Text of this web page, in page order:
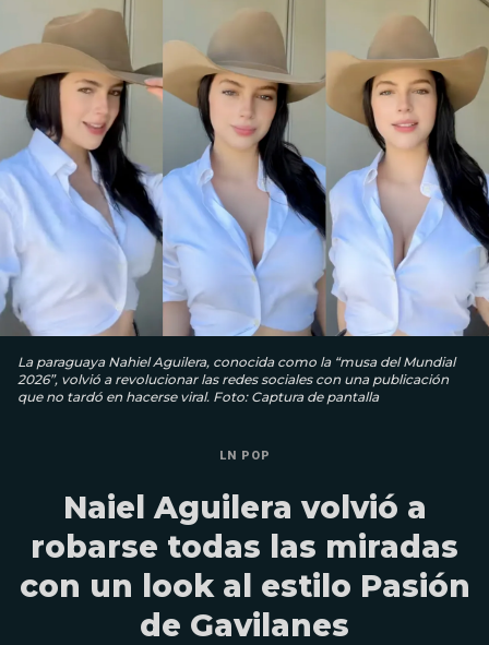
La paraguaya Nahiel Aguilera, conocida como la “musa del Mundial
2026”, volvió a revolucionar las redes sociales con una publicación
que no tardó en hacerse viral. Foto: Captura de pantalla
LN POP
Naiel Aguilera volvió a
robarse todas las miradas
con un look al estilo Pasión
de Gavilanes